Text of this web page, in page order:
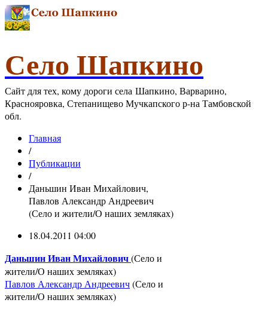
Село Шапкино
Сайт для тех, кому дороги села Шапкино, Варварино,
Краснояровка, Степанищево Мучкапского р-на Тамбовской
обл.
Главная
/
Публикации
/
Даньшин Иван Михайлович,
Павлов Александр Андреевич
(Село и жители/О наших земляках)
18.04.2011 04:00
Даньшин Иван Михайлович(Село и
жители/О наших земляках)
Павлов Александр Андреевич(Село и
жители/О наших земляках)